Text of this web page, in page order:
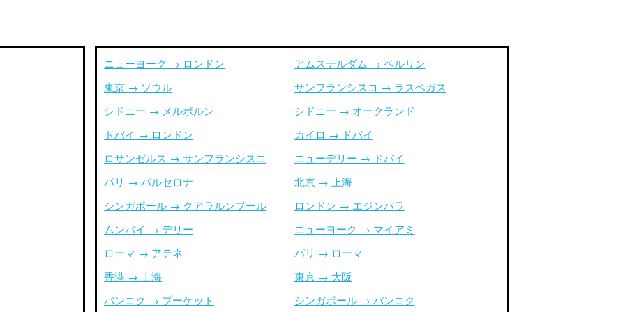
ニューヨーク → ロンドン
東京 → ソウル
シドニー → メルボルン
ドバイ → ロンドン
ロサンゼルス → サンフランシスコ
パリ → バルセロナ
シンガポール → クアラルンプール
ムンバイ → デリー
ローマ → アテネ
香港 → 上海
バンコク → プーケット
アムステルダム → ベルリン
サンフランシスコ → ラスベガス
シドニー → オークランド
カイロ → ドバイ
ニューデリー → ドバイ
北京 → 上海
ロンドン → エジンバラ
ニューヨーク → マイアミ
パリ → ローマ
東京 → 大阪
シンガポール → バンコク